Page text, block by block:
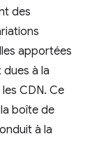
des
apportées
à la
CDN. Ce
boîte de
à la